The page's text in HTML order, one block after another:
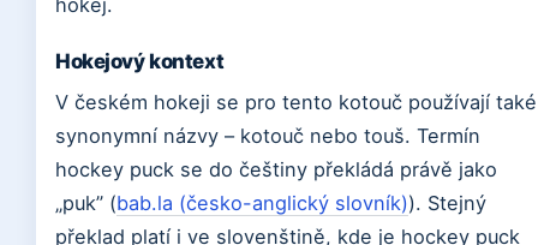
Hokejový kontext
V českém hokeji se pro tento kotouč používají také
synonymní názvy – kotouč nebo touš. Termín
hockey puck se do češtiny překládá právě jako
„puk” (bab.la (česko-anglický slovník)). Stejný
překlad platí i ve slovenštině, kde je hockey puck